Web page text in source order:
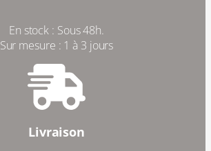
En stock : Sous 48h.
Sur mesure : 1 à 3 jours
Livraison